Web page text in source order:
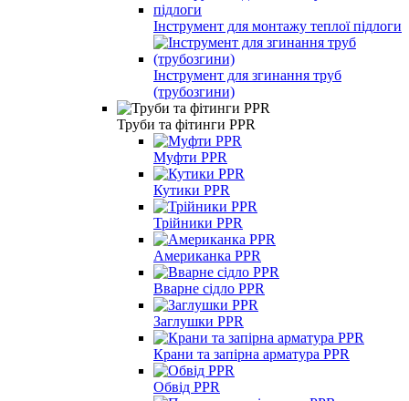
Інструмент для монтажу теплої підлоги
Інструмент для згинання труб
(трубозгини)
Труби та фітинги PPR
Муфти PPR
Кутики PPR
Трійники PPR
Американка PPR
Вварне сідло PPR
Заглушки PPR
Крани та запірна арматура PPR
Обвід PPR